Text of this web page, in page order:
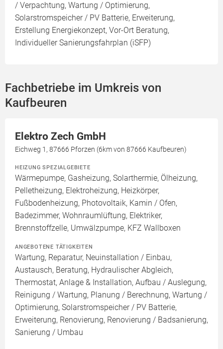
/ Verpachtung, Wartung / Optimierung,
Solarstromspeicher / PV Batterie, Erweiterung,
Erstellung Energiekonzept, Vor-Ort Beratung,
Individueller Sanierungsfahrplan (iSFP)
Fachbetriebe im Umkreis von
Kaufbeuren
Elektro Zech GmbH
Eichweg 1, 87666 Pforzen (6km von 87666 Kaufbeuren)
HEIZUNG SPEZIALGEBIETE
Wärmepumpe, Gasheizung, Solarthermie, Ölheizung,
Pelletheizung, Elektroheizung, Heizkörper,
Fußbodenheizung, Photovoltaik, Kamin / Ofen,
Badezimmer, Wohnraumlüftung, Elektriker,
Brennstoffzelle, Umwälzpumpe, KFZ Wallboxen
ANGEBOTENE TÄTIGKEITEN
Wartung, Reparatur, Neuinstallation / Einbau,
Austausch, Beratung, Hydraulischer Abgleich,
Thermostat, Anlage & Installation, Aufbau / Auslegung,
Reinigung / Wartung, Planung / Berechnung, Wartung /
Optimierung, Solarstromspeicher / PV Batterie,
Erweiterung, Renovierung, Renovierung / Badsanierung,
Sanierung / Umbau